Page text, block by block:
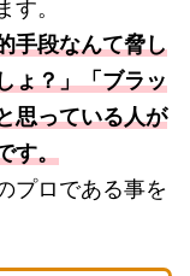
す。
手段なんて脅し
ょ？」「ブラッ
思っている人が
す。
プロである事を